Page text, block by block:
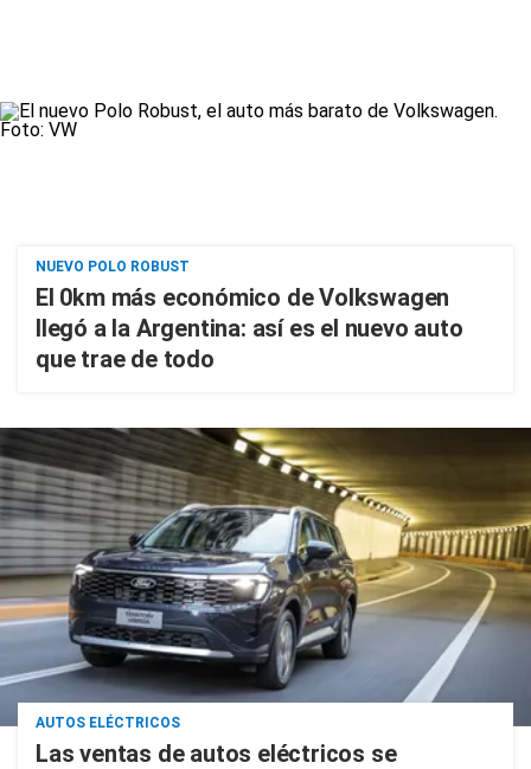
NUEVO POLO ROBUST
El 0km más económico de Volkswagen
llegó a la Argentina: así es el nuevo auto
que trae de todo
AUTOS ELÉCTRICOS
Las ventas de autos eléctricos se